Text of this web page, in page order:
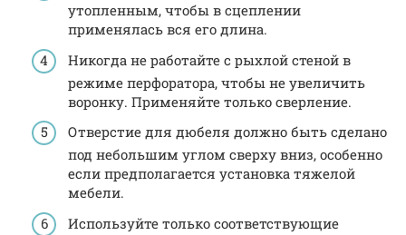
утопленным, чтобы в сцеплении
применялась вся его длина.
Никогда не работайте с рыхлой стеной в
режиме перфоратора, чтобы не увеличить
воронку. Применяйте только сверление.
Отверстие для дюбеля должно быть сделано
под небольшим углом сверху вниз, особенно
если предполагается установка тяжелой
мебели.
Используйте только соответствующие